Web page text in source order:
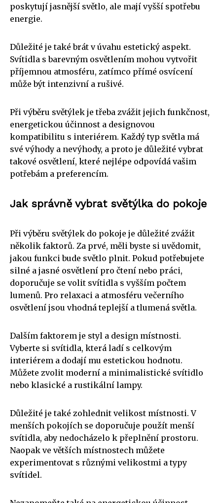
poskytují jasnější světlo, ale mají vyšší spotřebu
energie.
Důležité je také brát v úvahu estetický aspekt.
Svítidla s barevným osvětlením mohou vytvořit
příjemnou atmosféru, zatímco přímé osvícení
může být intenzivní a rušivé.
Při výběru světýlek je třeba zvážit jejich funkčnost,
energetickou účinnost a designovou
kompatibilitu s interiérem. Každý typ světla má
své výhody a nevýhody, a proto je důležité vybrat
takové osvětlení, které nejlépe odpovídá vašim
potřebám a preferencím.
Jak správně vybrat světýlka do pokoje
Při výběru světýlek do pokoje je důležité zvážit
několik faktorů. Za prvé, měli byste si uvědomit,
jakou funkci bude světlo plnit. Pokud potřebujete
silné a jasné osvětlení pro čtení nebo práci,
doporučuje se volit svítidla s vyšším počtem
lumenů. Pro relaxaci a atmosféru večerního
osvětlení jsou vhodná teplejší a tlumená světla.
Dalším faktorem je styl a design místnosti.
Vyberte si svítidla, která ladí s celkovým
interiérem a dodají mu estetickou hodnotu.
Můžete zvolit moderní a minimalistické svítidlo
nebo klasické a rustikální lampy.
Důležité je také zohlednit velikost místnosti. V
menších pokojích se doporučuje použít menší
svítidla, aby nedocházelo k přeplnění prostoru.
Naopak ve větších místnostech můžete
experimentovat s různými velikostmi a typy
svítidel.